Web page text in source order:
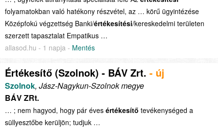
folyamatokban való hatékony részvétel, az … körű ügyintézése
Középfokú végzettség Banki/értékesítési/kereskedelmi területen
szerzett tapasztalat Empatikus …
allasod.hu - 1 napja - Mentés
Értékesítő (Szolnok) - BÁV Zrt. - új
Szolnok, Jász-Nagykun-Szolnok megye
BÁV ZRt.
… ; nem hagyod, hogy pár éves értékesítő tevékenységed a
süllyesztőbe kerüljön; tudjuk …